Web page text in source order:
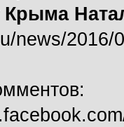
Крыма
news/2016/